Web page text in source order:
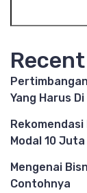
Yang Harus
Modal 10 Juta
Mengenai
Contohnya